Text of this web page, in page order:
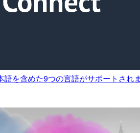
を含めた9つの言語がサポートされ